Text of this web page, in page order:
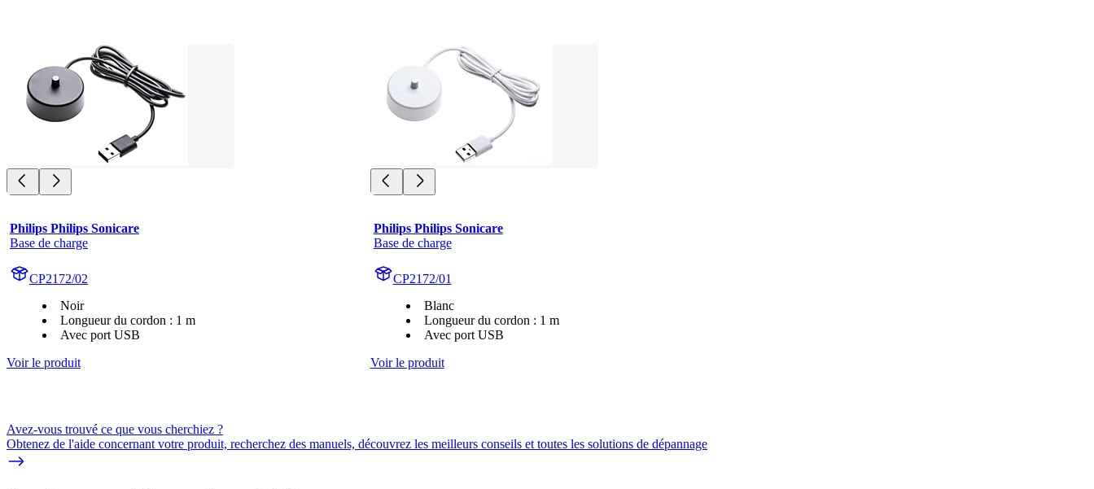
Philips Philips Sonicare
Base de charge
CP2172/02
Noir
Longueur du cordon : 1 m
Avec port USB
Voir le produit
Philips Philips Sonicare
Base de charge
CP2172/01
Blanc
Longueur du cordon : 1 m
Avec port USB
Voir le produit
Avez-vous trouvé ce que vous cherchiez ?
Obtenez de l'aide concernant votre produit, recherchez des manuels, découvrez les meilleurs conseils et toutes les solutions de dépannage